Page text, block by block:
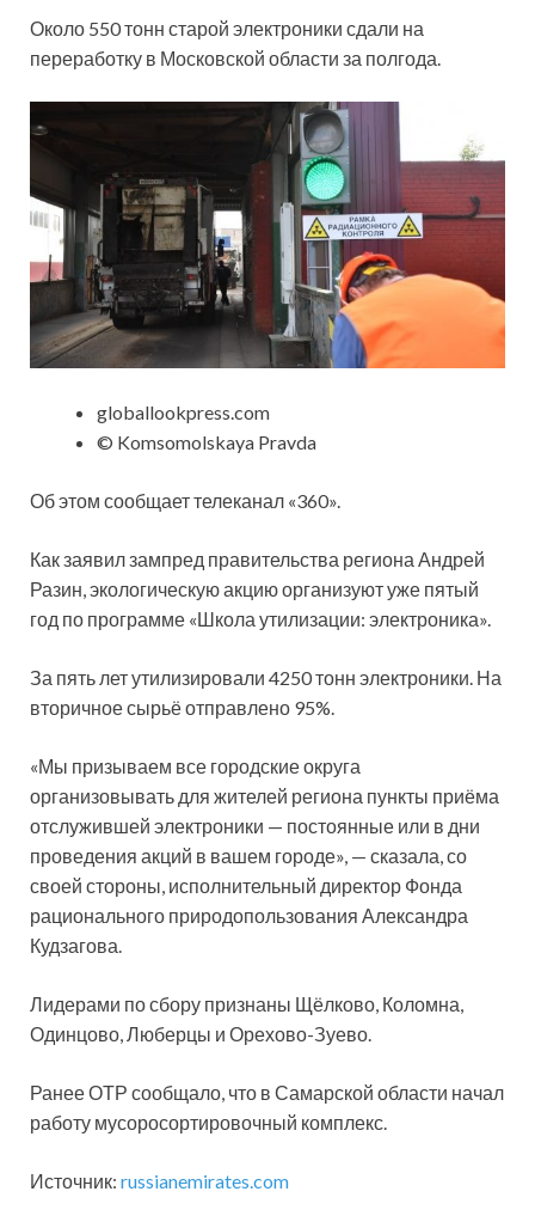
Около 550 тонн старой электроники сдали на
переработку в Московской области за полгода.
globallookpress.com
© Komsomolskaya Pravda
Об этом сообщает телеканал «360».
Как заявил зампред правительства региона Андрей
Разин, экологическую акцию организуют уже пятый
год по программе «Школа утилизации: электроника».
За пять лет утилизировали 4250 тонн электроники. На
вторичное сырьё отправлено 95%.
«Мы призываем все городские округа
организовывать для жителей региона пункты приёма
отслужившей электроники — постоянные или в дни
проведения акций в вашем городе», — сказала, со
своей стороны, исполнительный директор Фонда
рационального природопользования Александра
Кудзагова.
Лидерами по сбору признаны Щёлково, Коломна,
Одинцово, Люберцы и Орехово-Зуево.
Ранее ОТР сообщало, что в Самарской области начал
работу мусоросортировочный комплекс.
Источник: russianemirates.com